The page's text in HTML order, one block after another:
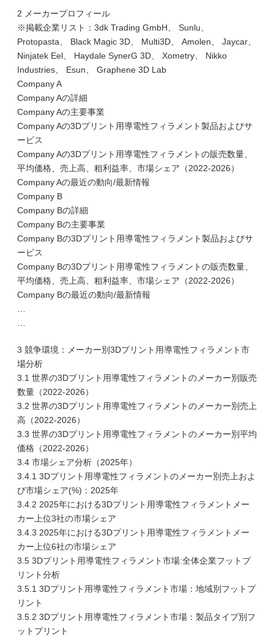
2 メーカープロフィール
※掲載企業リスト：3dk Trading GmbH、 Sunlu、
Protopasta、 Black Magic 3D、 Multi3D、 Amolen、 Jaycar、
Ninjatek Eel、 Haydale SynerG 3D、 Xometry、 Nikko
Industries、 Esun、 Graphene 3D Lab
Company A
Company Aの詳細
Company Aの主要事業
Company Aの3Dプリント用導電性フィラメント製品およびサ
ービス
Company Aの3Dプリント用導電性フィラメントの販売数量、
平均価格、売上高、粗利益率、市場シェア（2022-2026）
Company Aの最近の動向/最新情報
Company B
Company Bの詳細
Company Bの主要事業
Company Bの3Dプリント用導電性フィラメント製品およびサ
ービス
Company Bの3Dプリント用導電性フィラメントの販売数量、
平均価格、売上高、粗利益率、市場シェア（2022-2026）
Company Bの最近の動向/最新情報
3 競争環境：メーカー別3Dプリント用導電性フィラメント市
場分析
3.1 世界の3Dプリント用導電性フィラメントのメーカー別販売
数量（2022-2026）
3.2 世界の3Dプリント用導電性フィラメントのメーカー別売上
高（2022-2026）
3.3 世界の3Dプリント用導電性フィラメントのメーカー別平均
価格（2022-2026）
3.4 市場シェア分析（2025年）
3.4.1 3Dプリント用導電性フィラメントのメーカー別売上およ
び市場シェア(%)：2025年
3.4.2 2025年における3Dプリント用導電性フィラメントメー
カー上位3社の市場シェア
3.4.3 2025年における3Dプリント用導電性フィラメントメー
カー上位6社の市場シェア
3.5 3Dプリント用導電性フィラメント市場:全体企業フットプ
リント分析
3.5.1 3Dプリント用導電性フィラメント市場：地域別フットプ
リント
3.5.2 3Dプリント用導電性フィラメント市場：製品タイプ別フ
ットプリント